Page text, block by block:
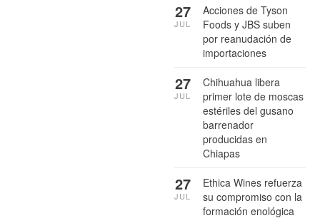
Acciones de Tyson
Foods y JBS suben
por reanudación de
importaciones
27
JUL
Chihuahua libera
primer lote de moscas
estériles del gusano
barrenador
producidas en
Chiapas
27
JUL
Ethica Wines refuerza
su compromiso con la
formación enológica
27
JUL